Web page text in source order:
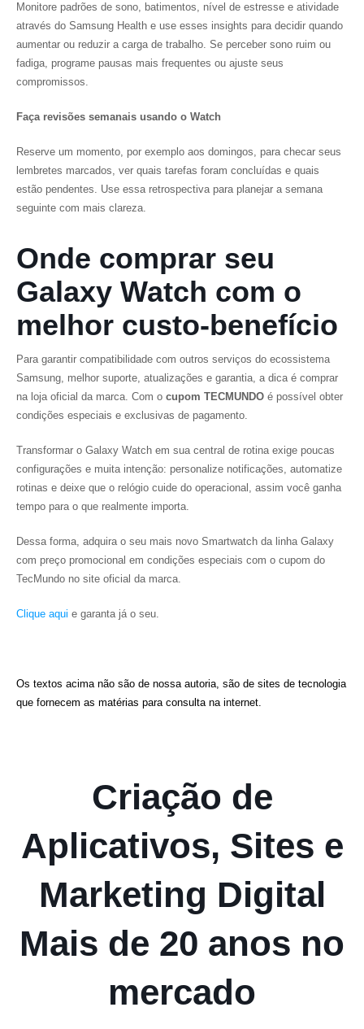
Monitore padrões de sono, batimentos, nível de estresse e atividade
através do Samsung Health e use esses insights para decidir quando
aumentar ou reduzir a carga de trabalho. Se perceber sono ruim ou
fadiga, programe pausas mais frequentes ou ajuste seus
compromissos.
Faça revisões semanais usando o Watch
Reserve um momento, por exemplo aos domingos, para checar seus
lembretes marcados, ver quais tarefas foram concluídas e quais
estão pendentes. Use essa retrospectiva para planejar a semana
seguinte com mais clareza.
Onde comprar seu
Galaxy Watch com o
melhor custo-benefício
Para garantir compatibilidade com outros serviços do ecossistema
Samsung, melhor suporte, atualizações e garantia, a dica é comprar
na loja oficial da marca. Com o cupom TECMUNDO é possível obter
condições especiais e exclusivas de pagamento.
Transformar o Galaxy Watch em sua central de rotina exige poucas
configurações e muita intenção: personalize notificações, automatize
rotinas e deixe que o relógio cuide do operacional, assim você ganha
tempo para o que realmente importa.
Dessa forma, adquira o seu mais novo Smartwatch da linha Galaxy
com preço promocional em condições especiais com o cupom do
TecMundo no site oficial da marca.
Clique aqui e garanta já o seu.
Os textos acima não são de nossa autoria, são de sites de tecnologia
que fornecem as matérias para consulta na internet.
Criação de
Aplicativos, Sites e
Marketing Digital
Mais de 20 anos no
mercado